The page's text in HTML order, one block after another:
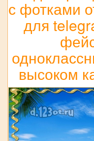
с фотками
для
высоком